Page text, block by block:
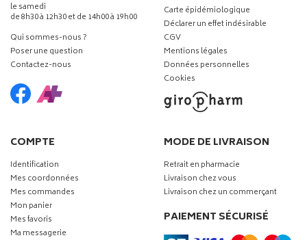
le samedi
de 8h30 à 12h30 et de 14h00 à 19h00
Qui sommes-nous ?
Poser une question
Contactez-nous
Carte épidémiologique
Déclarer un effet indésirable
CGV
Mentions légales
Données personnelles
Cookies
COMPTE
Identification
Mes coordonnées
Mes commandes
Mon panier
Mes favoris
Ma messagerie
MODE DE LIVRAISON
Retrait en pharmacie
Livraison chez vous
Livraison chez un commerçant
PAIEMENT SÉCURISÉ